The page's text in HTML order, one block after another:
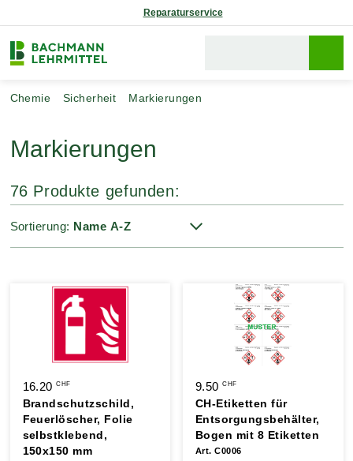
Reparaturservice
Chemie Sicherheit Markierungen
Markierungen
76 Produkte gefunden:
Sortierung:
16.20CHF
Brandschutzschild,
Feuerlöscher, Folie
selbstklebend,
150x150 mm
9.50CHF
CH-Etiketten für
Entsorgungsbehälter,
Bogen mit 8 Etiketten
Art. C0006